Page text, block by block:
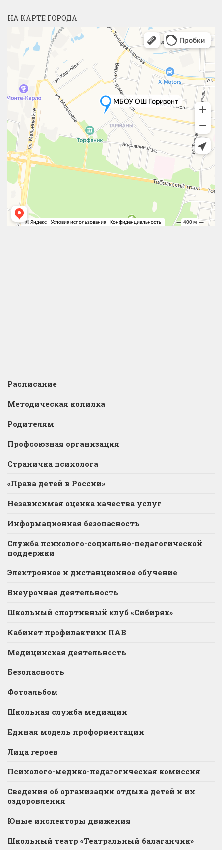
НА КАРТЕ ГОРОДА
Расписание
Методическая копилка
Родителям
Профсоюзная организация
Страничка психолога
«Права детей в России»
Независимая оценка качества услуг
Информационная безопасность
Служба психолого-социально-педагогической
поддержки
Электронное и дистанционное обучение
Внеурочная деятельность
Школьный спортивный клуб «Сибиряк»
Кабинет профилактики ПАВ
Медицинская деятельность
Безопасность
Фотоальбом
Школьная служба медиации
Единая модель профориентации
Лица героев
Психолого-медико-педагогическая комиссия
Сведения об организации отдыха детей и их
оздоровления
Юные инспекторы движения
Школьный театр «Театральный балаганчик»